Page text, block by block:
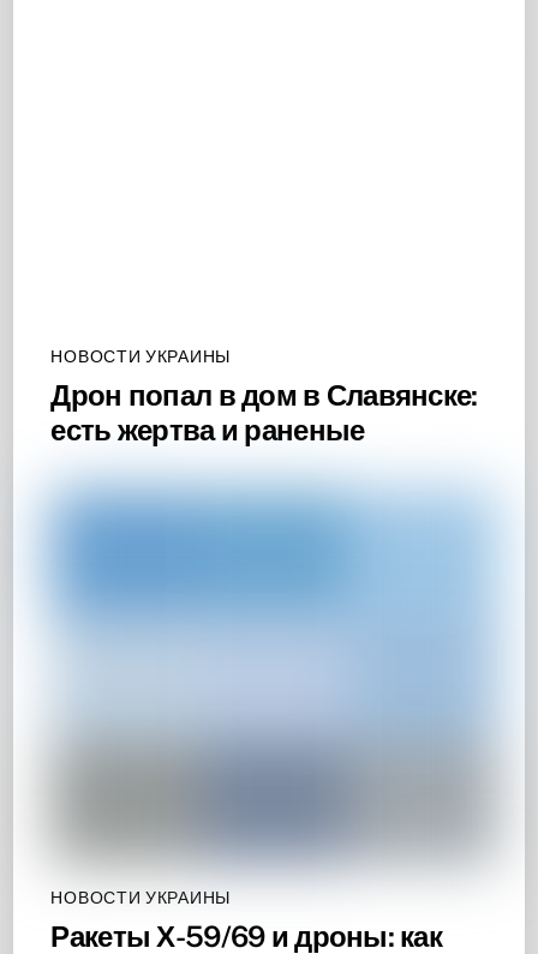
НОВОСТИ УКРАИНЫ
Дрон попал в дом в Славянске:
есть жертва и раненые
НОВОСТИ УКРАИНЫ
Ракеты Х-59/69 и дроны: как